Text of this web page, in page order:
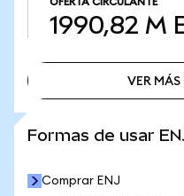
1990,82 M
VER MÁS
Formas de usar
Comprar ENJ